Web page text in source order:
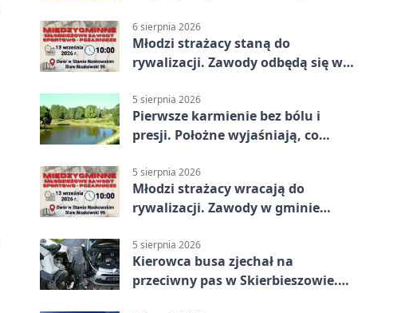
6 sierpnia 2026
Młodzi strażacy staną do
rywalizacji. Zawody odbędą się w
5 sierpnia 2026
Pierwsze karmienie bez bólu i
presji. Położne wyjaśniają, co
5 sierpnia 2026
Młodzi strażacy wracają do
rywalizacji. Zawody w gminie
5 sierpnia 2026
Kierowca busa zjechał na
przeciwny pas w Skierbieszowie.